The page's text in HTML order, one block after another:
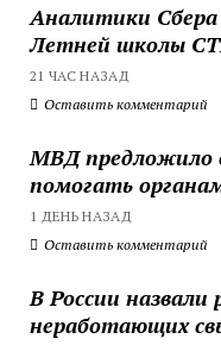
Аналитики Сбера
Летней школы
21 ЧАС НАЗАД
Оставить комментарий
МВД предложило
помогать
1 ДЕНЬ НАЗАД
Оставить комментарий
В России назвали
неработающих